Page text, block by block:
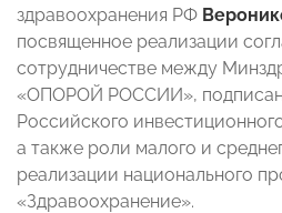
здравоохранения РФ
посвященное реализации
сотрудничестве между
«ОПОРОЙ РОССИИ»,
Российского
а также роли малого и
реализации национального
«Здравоохранение».